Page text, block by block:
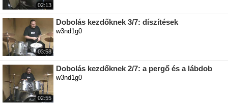
02:13
03:58
Dobolás kezdőknek 3/7: díszítések
w3nd1g0
02:55
Dobolás kezdőknek 2/7: a pergő és a lábdob
w3nd1g0